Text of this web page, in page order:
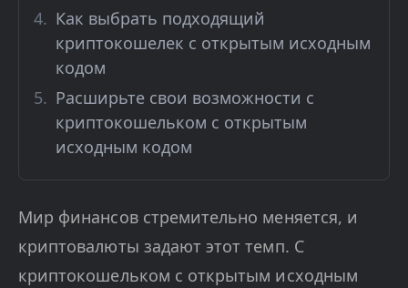
Как выбрать подходящий
криптокошелек с открытым исходным
кодом
Расширьте свои возможности с
криптокошельком с открытым
исходным кодом
Мир финансов стремительно меняется, и
криптовалюты задают этот темп. С
криптокошельком с открытым исходным